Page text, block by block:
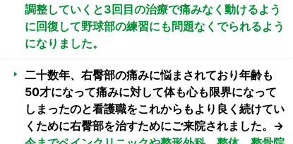
調整していくと3回目の治療で痛みなく動けるよう
に回復して野球部の練習にも問題なくでられるよう
になりました。
二十数年、右臀部の痛みに悩まされており年齢も
50才になって痛みに対して体も心も限界になって
しまったのと看護職をこれからもより良く続けてい
くために右臀部を治すためにご来院されました。→